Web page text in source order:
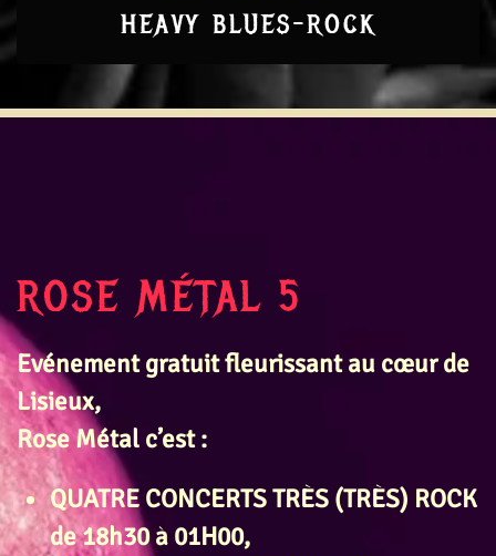
HEAVY BLUES-ROCK
ROSE MÉTAL 5
Evénement gratuit fleurissant au cœur de
Lisieux,
Rose Métal c’est :
QUATRE CONCERTS TRÈS (TRÈS) ROCK
de 18h30 à 01H00,